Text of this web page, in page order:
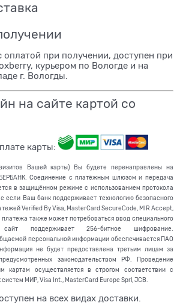
оплатой при получении, доступен при
курьером по Вологде и на
г. Вологды.
на сайте картой со
карты:
Вашей карты) Вы будете перенаправлены на
Соединение с платёжным шлюзом и передача
в защищённом режиме с использованием протокола
если Ваш банк поддерживает технологию безопасного
Verified By Visa, MasterCard SecureCode, MIR Accept,
также может потребоваться ввод специального
поддерживает 256-битное шифрование.
персональной информации обеспечивается ПАО
не будет предоставлена третьим лицам за
законодательством РФ. Проведение
картам осуществляется в строгом соответствии с
МИР, Visa Int., MasterCard Europe Sprl, JCB.
на всех видах доставки.